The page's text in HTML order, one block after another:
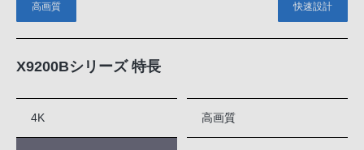
高画質 快速設計
X9200Bシリーズ 特長
4K 高画質